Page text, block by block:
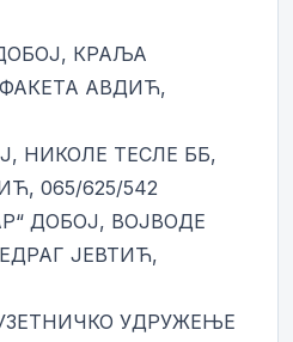
КРАЉА
АВДИЋ,
НИКОЛЕ ТЕСЛЕ ББ,
065/625/542
ДОБОЈ, ВОЈВОДЕ
ЈЕВТИЋ,
УДРУЖЕЊЕ